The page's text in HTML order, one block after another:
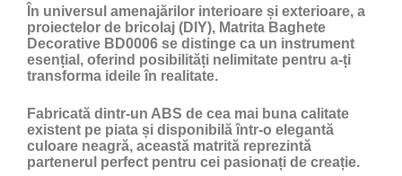
În universul amenajărilor interioare și exterioare, a
proiectelor de bricolaj (DIY), Matrita Baghete
Decorative BD0006 se distinge ca un instrument
esențial, oferind posibilități nelimitate pentru a-ți
transforma ideile în realitate.
Fabricată dintr-un ABS de cea mai buna calitate
existent pe piata și disponibilă într-o elegantă
culoare neagră, această matrită reprezintă
partenerul perfect pentru cei pasionați de creație.